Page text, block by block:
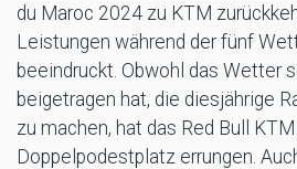
du Maroc 2024 zu KTM
Leistungen während der fünf
beeindruckt. Obwohl das Wetter
beigetragen hat, die diesjährige
zu machen, hat das Red Bull
Doppelpodestplatz errungen.